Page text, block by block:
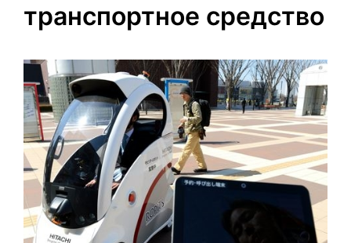
транспортное средство